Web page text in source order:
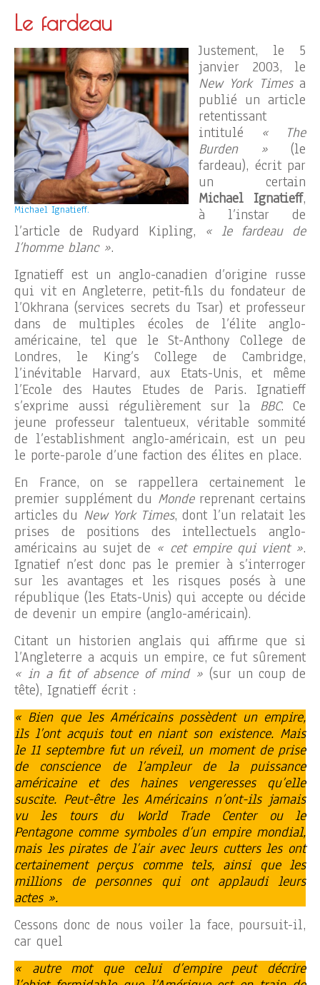
Le fardeau
Michael Ignatieff.
Justement, le 5
janvier 2003, le
New York Timesa
publié un article
retentissant
intitulé « The
Burden » (le
fardeau), écrit par
un certain
Michael Ignatieff,
à l’instar de
l’article de Rudyard Kipling, « le fardeau de
l’homme blanc ».
Ignatieff est un anglo-canadien d’origine russe
qui vit en Angleterre, petit-fils du fondateur de
l’Okhrana (services secrets du Tsar) et professeur
dans de multiples écoles de l’élite anglo-
américaine, tel que le St-Anthony College de
Londres, le King’s College de Cambridge,
l’inévitable Harvard, aux Etats-Unis, et même
l’Ecole des Hautes Etudes de Paris. Ignatieff
s’exprime aussi régulièrement sur la BBC. Ce
jeune professeur talentueux, véritable sommité
de l’establishment anglo-américain, est un peu
le porte-parole d’une faction des élites en place.
En France, on se rappellera certainement le
premier supplément du Mondereprenant certains
articles du New York Times, dont l’un relatait les
prises de positions des intellectuels anglo-
américains au sujet de « cet empire qui vient ».
Ignatief n’est donc pas le premier à s’interroger
sur les avantages et les risques posés à une
république (les Etats-Unis) qui accepte ou décide
de devenir un empire (anglo-américain).
Citant un historien anglais qui affirme que si
l’Angleterre a acquis un empire, ce fut sûrement
« in a fit of absence of mind » (sur un coup de
tête), Ignatieff écrit :
« Bien que les Américains possèdent un empire,
ils l’ont acquis tout en niant son existence. Mais
le 11 septembre fut un réveil, un moment de prise
de conscience de l’ampleur de la puissance
américaine et des haines vengeresses qu’elle
suscite. Peut-être les Américains n’ont-ils jamais
vu les tours du World Trade Center ou le
Pentagone comme symboles d’un empire mondial,
mais les pirates de l’air avec leurs cutters les ont
certainement perçus comme tels, ainsi que les
millions de personnes qui ont applaudi leurs
actes ».
Cessons donc de nous voiler la face, poursuit-il,
car quel
« autre mot que celui d’empire peut décrire